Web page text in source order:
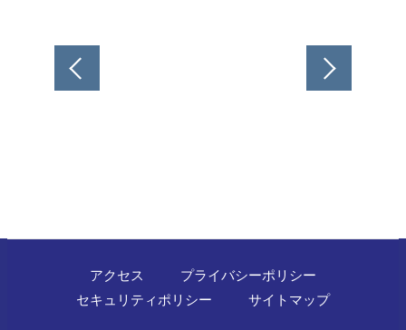
アクセス
プライバシーポリシー
セキュリティポリシー
サイトマップ